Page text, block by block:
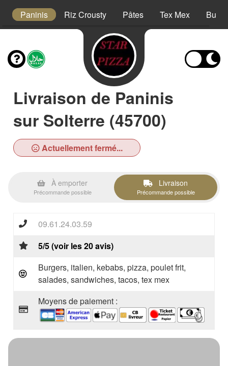
Paninis Riz Crousty Pâtes Tex Mex
Livraison de Paninis
sur Solterre (45700)
Actuellement fermé...
À emporter
Précommande possible
Livraison
Précommande possible
09.61.24.03.59
5/5 (voir les 20 avis)
Burgers, italien, kebabs, pizza, poulet frit,
salades, sandwiches, tacos, tex mex
Moyens de paiement :